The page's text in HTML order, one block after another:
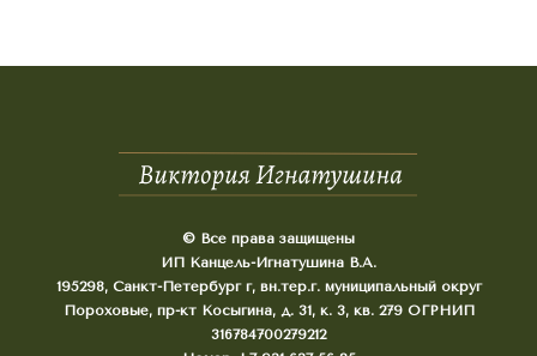
© Все права защищены
ИП Канцель-Игнатушина В.А.
195298, Санкт-Петербург г, вн.тер.г. муниципальный округ
Пороховые, пр-кт Косыгина, д. 31, к. 3, кв. 279 ОГРНИП
316784700279212